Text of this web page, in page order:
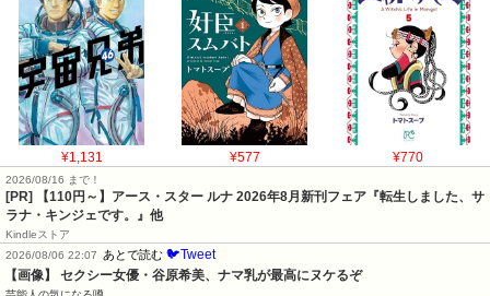
¥1,131 ¥577 ¥770
2026/08/16 まで！
[PR] 【110円～】アース・スター ルナ 2026年8月新刊フェア『転生しました、サ
ラナ・キンジェです。』他
Kindleストア
2026/08/06 22:07 あとで読む 🐦Tweet
【画像】 セクシー女優・谷原希美、ナマ乳が最高にヌケるぞ
芸能人の気になる噂